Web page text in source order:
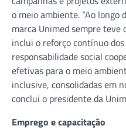
o meio ambiente. “Ao longo
marca Unimed sempre teve
inclui o reforço contínuo
responsabilidade social
efetivas para o meio
inclusive, consolidadas em
conclui o presidente da
Emprego e capacitação